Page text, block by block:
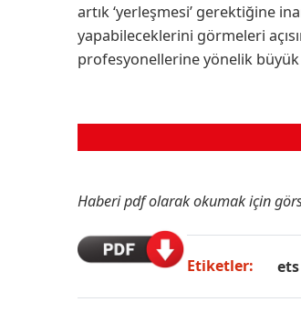
artık ‘yerleşmesi’ gerektiğine
yapabileceklerini görmeleri
profesyonellerine yönelik
Haberi pdf olarak okumak için
Etiketler: